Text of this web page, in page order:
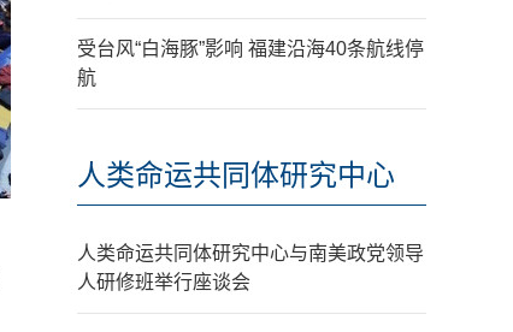
受台风“白海豚”影响 福建沿海40条航线停
航
人类命运共同体研究中心
人类命运共同体研究中心与南美政党领导
人研修班举行座谈会